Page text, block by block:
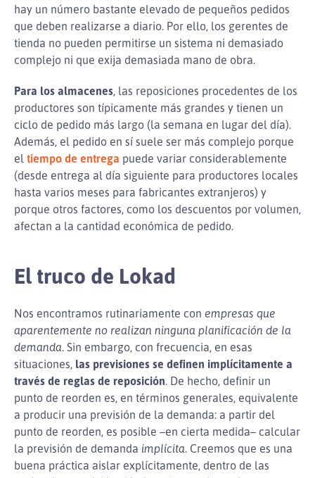
hay un número bastante elevado de pequeños pedidos
que deben realizarse a diario. Por ello, los gerentes de
tienda no pueden permitirse un sistema ni demasiado
complejo ni que exija demasiada mano de obra.
Para los almacenes, las reposiciones procedentes de los
productores son típicamente más grandes y tienen un
ciclo de pedido más largo (la semana en lugar del día).
Además, el pedido en sí suele ser más complejo porque
el tiempo de entrega puede variar considerablemente
(desde entrega al día siguiente para productores locales
hasta varios meses para fabricantes extranjeros) y
porque otros factores, como los descuentos por volumen,
afectan a la cantidad económica de pedido.
El truco de Lokad
Nos encontramos rutinariamente con empresas que
aparentemente no realizan ninguna planificación de la
demanda. Sin embargo, con frecuencia, en esas
situaciones, las previsiones se definen implícitamente a
través de reglas de reposición. De hecho, definir un
punto de reorden es, en términos generales, equivalente
a producir una previsión de la demanda: a partir del
punto de reorden, es posible –en cierta medida– calcular
la previsión de demanda implícita. Creemos que es una
buena práctica aislar explícitamente, dentro de las